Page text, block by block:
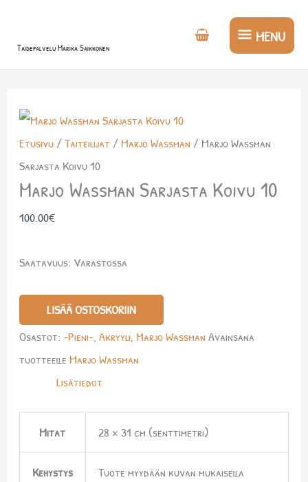
Taidepalvelu Marika Saikkonen
MENU
MENU
Etusivu/ Taiteilijat / Marjo Wassman / Marjo Wassman
Sarjasta Koivu 10
Marjo Wassman Sarjasta Koivu 10
100.00€
Saatavuus: Varastossa
Wassman
Sarjasta
Koivu
10
määrä
LISÄÄ OSTOSKORIIN
Osastot: -Pieni-, Akryyli, Marjo Wassman Avainsana
tuotteelle Marjo Wassman
Lisätiedot
Mitat 28 × 31 cm (senttimetri)
Kehystys
Tuote myydään kuvan mukaisella